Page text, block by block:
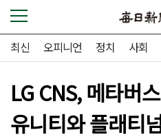
최신 오피니언 정치 사회
LG CNS, 메타버
유니티와 플래티